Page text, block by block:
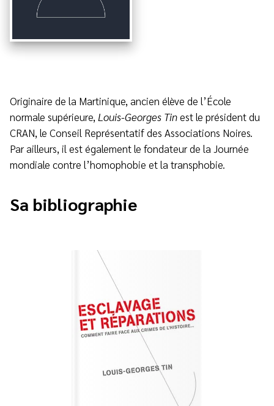
Originaire de la Martinique, ancien élève de l’École
normale supérieure, Louis-Georges Tinest le président du
CRAN, le Conseil Représentatif des Associations Noires.
Par ailleurs, il est également le fondateur de la Journée
mondiale contre l’homophobie et la transphobie.
Sa bibliographie